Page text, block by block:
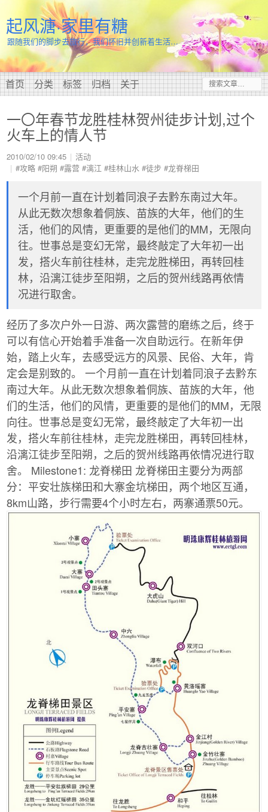
起风溏·家里有糖
跟随我们的脚步去旅行，我们怀旧并创新着生活…
首页 分类 标签 归档 关于
一〇年春节龙胜桂林贺州徒步计划,过个
火车上的情人节
2010/02/10 09:45
活动
#攻略 #阳朔 #露营 #漓江 #桂林山水 #徒步 #龙脊梯田
一个月前一直在计划着同浪子去黔东南过大年。
从此无数次想象着侗族、苗族的大年，他们的生
活，他们的风情，更重要的是他们的MM，无限向
往。世事总是变幻无常，最终敲定了大年初一出
发，搭火车前往桂林，走完龙胜梯田，再转回桂
林，沿漓江徒步至阳朔，之后的贺州线路再依情
况进行取舍。
经历了多次户外一日游、两次露营的磨练之后，终于
可以有信心开始着手准备一次自助远行。在新年伊
始，踏上火车，去感受远方的风景、民俗、大年，肯
定会是别致的。 一个月前一直在计划着同浪子去黔东
南过大年。从此无数次想象着侗族、苗族的大年，他
们的生活，他们的风情，更重要的是他们的MM，无限
向往。世事总是变幻无常，最终敲定了大年初一出
发，搭火车前往桂林，走完龙胜梯田，再转回桂林，
沿漓江徒步至阳朔，之后的贺州线路再依情况进行取
舍。 Milestone1: 龙脊梯田 龙脊梯田主要分为两部
分：平安壮族梯田和大寨金坑梯田，两个地区互通，
8km山路，步行需要4个小时左右，两寨通票50元。